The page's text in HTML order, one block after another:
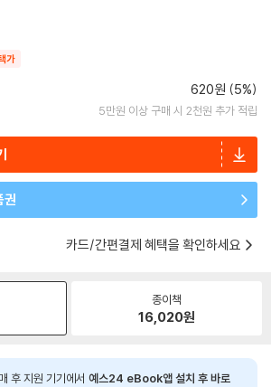
가
620원 (5%)
5만원 이상 구매 시 2천원 추가 적립
권
카드/간편결제 혜택을 확인하세요
종이책
16,020원
후 지원 기기에서 예스24 eBook앱 설치 후 바로